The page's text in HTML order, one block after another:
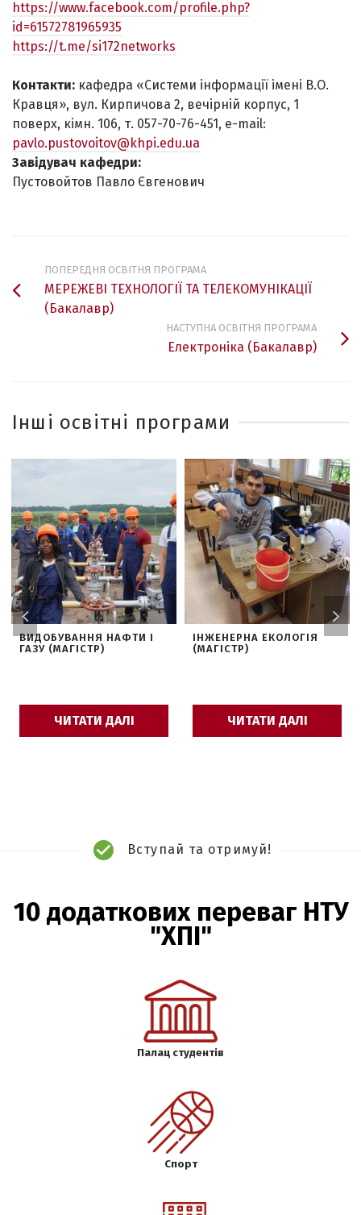
https://www.facebook.com/profile.php?
id=61572781965935
https://t.me/si172networks
Контакти: кафедра «Системи інформації імені В.О.
Кравця», вул. Кирпичова 2, вечірній корпус, 1
поверх, кімн. 106, т. 057-70-76-451, e-mail:
pavlo.pustovoitov@khpi.edu.ua
Завідувач кафедри:
Пустовойтов Павло Євгенович
ПОПЕРЕДНЯ ОСВІТНЯ ПРОГРАМА
МЕРЕЖЕВІ ТЕХНОЛОГІЇ ТА ТЕЛЕКОМУНІКАЦІЇ
(Бакалавр)
НАСТУПНА ОСВІТНЯ ПРОГРАМА
Електроніка (Бакалавр)
Інші освітні програми
ВИДОБУВАННЯ НАФТИ І
ГАЗУ (МАГІСТР)
ЧИТАТИ ДАЛІ
ІНЖЕНЕРНА ЕКОЛОГІЯ
(МАГІСТР)
ЧИТАТИ ДАЛІ
Вступай та отримуй!
10 додаткових переваг НТУ
"ХПІ"
Палац студентів
Спорт